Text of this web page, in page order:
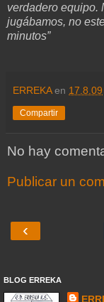
verdadero equipo.
jugábamos, no
minutos”
ERREKA en 17.8.09
Compartir
No hay
Publicar un
‹
BLOG ERREKA